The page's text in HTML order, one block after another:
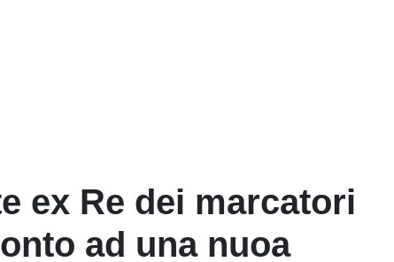
ex Re dei marcatori
ad una nuoa